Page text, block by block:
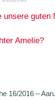
unsere guten
Amelie?
16/2016 –